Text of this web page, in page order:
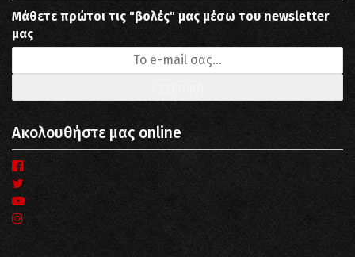
Μάθετε πρώτοι τις "βολές" μας μέσω του newsletter
μας
Ακολουθήστε μας online